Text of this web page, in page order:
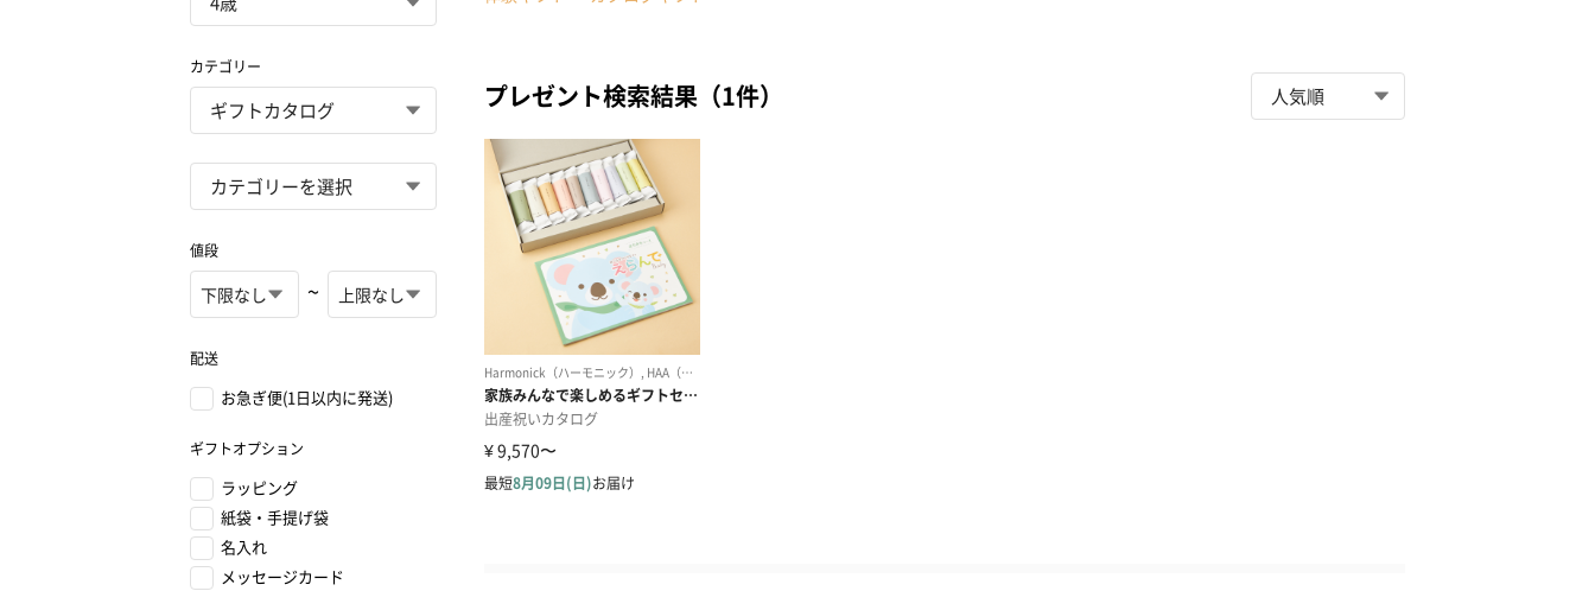
カテゴリー
値段
~
配送
お急ぎ便(1日以内に発送)
ギフトオプション
ラッピング
紙袋・手提げ袋
名入れ
メッセージカード
プレゼント検索結果（1件）